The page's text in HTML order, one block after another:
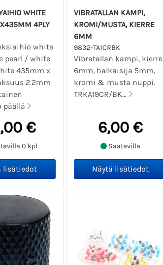
WHITE
4PLY
white
pearl / white
435mm x
2.2mm
päällä
€
0 kpl
VIBRATALLAN KAMPI,
KROMI/MUSTA, KIERRE
6MM
9832-TA1CRBK
Vibratallan kampi, kierre
6mm, halkaisija 5mm,
kromi & musta nuppi.
TRKA19CR/BK...
6,00 €
Saatavilla